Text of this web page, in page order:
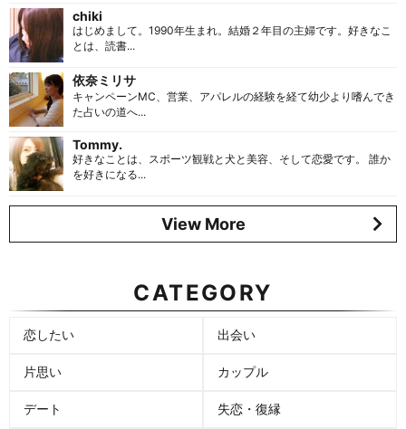
chiki
はじめまして。1990年生まれ。結婚２年目の主婦です。好きなこ
とは、読書...
依奈ミリサ
キャンペーンMC、営業、アパレルの経験を経て幼少より嗜んでき
た占いの道へ...
Tommy.
好きなことは、スポーツ観戦と犬と美容、そして恋愛です。 誰か
を好きになる...
View More
CATEGORY
恋したい 出会い
片思い カップル
デート 失恋・復縁